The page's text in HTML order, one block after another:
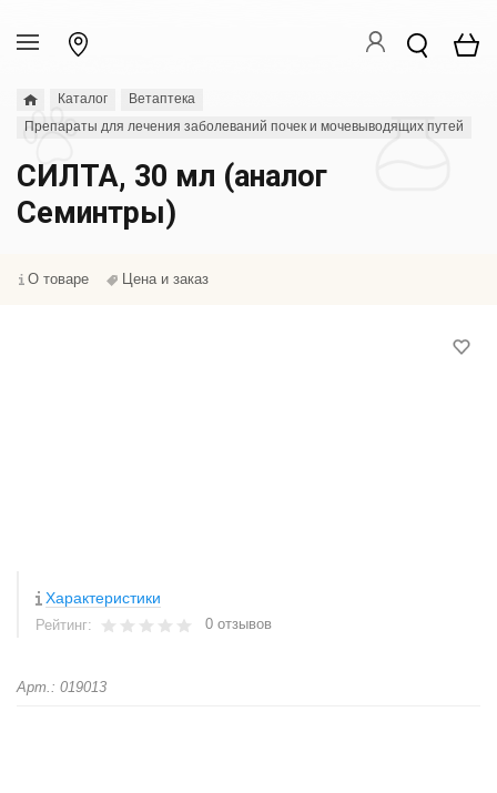
Каталог
Ветаптека
Препараты для лечения заболеваний почек и мочевыводящих путей
СИЛТА, 30 мл (аналог
Семинтры)
О товаре Цена и заказ
Характеристики
Рейтинг: 0 отзывов
Арт.: 019013